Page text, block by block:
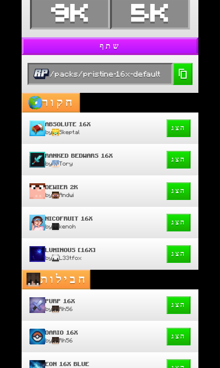
9K 5K
שתף
/packs/pristine-16x-default
חקור
ABSOLUTE 16X
by Skeptal
הצג
RANKED BEDWARS 16X
by Tory
הצג
DEWIER 2K
by Andwi
הצג
NICOFRUIT 16X
by kenoh
הצג
LUMINOUS [16X]
by L33tfox
הצג
חבילות
PURP 16X
by Rh56
הצג
DARIO 16X
by Rh56
הצג
EON 16X BLUE